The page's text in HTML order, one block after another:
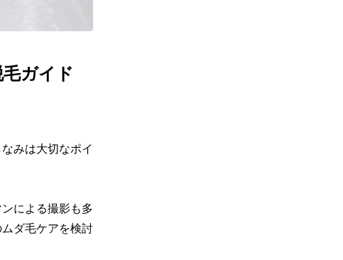
ガイド
みは大切なポイ
による撮影も多
ダ毛ケアを検討